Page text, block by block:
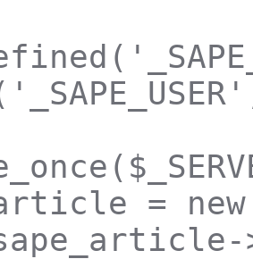
=